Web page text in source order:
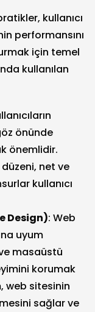
kullanıcı
performansını
için temel
kullanılan
önünde
önemlidir.
düzeni, net ve
kullanıcı
Design): Web
uyum
masaüstü
korumak
web sitesinin
sağlar ve